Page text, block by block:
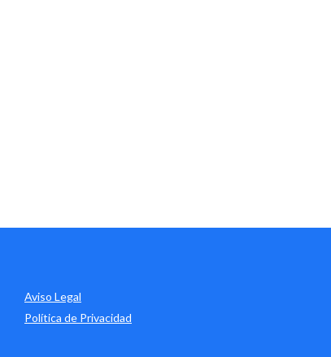
Aviso Legal
Política de Privacidad